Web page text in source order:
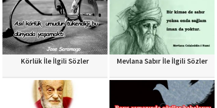
Körlük İle İlgili Sözler Mevlana Sabır İle İlgili Sözler